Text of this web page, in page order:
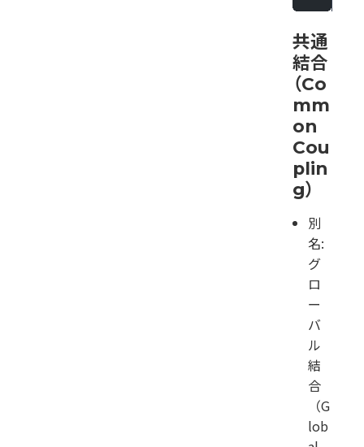
共通
結合
（Co
mm
on
Cou
plin
g）
別
名:
グ
ロ
ー
バ
ル
結
合
（G
lob